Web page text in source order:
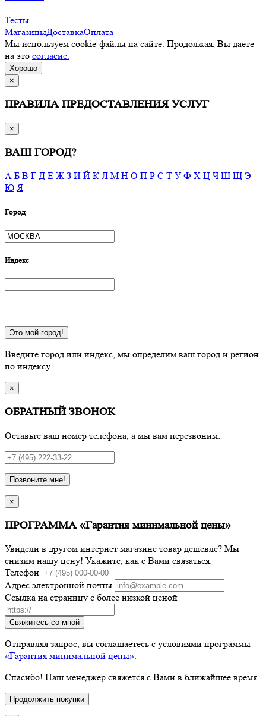
Тесты
МагазиныДоставкаОплата
Мы используем cookie-файлы на сайте. Продолжая, Вы даете
на это согласие.
Хорошо
×
ПРАВИЛА ПРЕДОСТАВЛЕНИЯ УСЛУГ
×
ВАШ ГОРОД?
А Б В Г Д Е Ж З И Й К Л М Н О П Р С Т У Ф Х Ц Ч Ш Щ Э
Ю Я
Город
Индекс
Это мой город!
Введите город или индекс, мы определим ваш город и регион
по индексу
×
ОБРАТНЫЙ ЗВОНОК
Оставьте ваш номер телефона, а мы вам перезвоним:
Позвоните мне!
×
ПРОГРАММА «Гарантия минимальной цены»
Увидели в другом интернет магазине товар дешевле? Мы
снизим нашу цену! Укажите, как с Вами связаться:
Телефон
Адрес электронной почты
Ссылка на страницу с более низкой ценой
Свяжитесь со мной
Отправляя запрос, вы соглашаетесь с условиями программы
«Гарантия минимальной цены».
Спасибо! Наш менеджер свяжется с Вами в ближайшее время.
Продолжить покупки